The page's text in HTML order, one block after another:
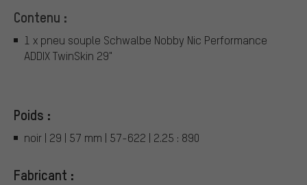
Contenu :
1 x pneu souple Schwalbe Nobby Nic Performance
ADDIX TwinSkin 29"
Poids :
noir | 29 | 57 mm | 57-622 | 2.25 : 890
Fabricant :